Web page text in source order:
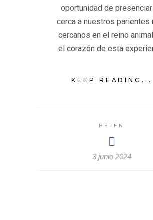
oportunidad de
cerca a nuestros parientes
cercanos en el reino
el corazón de esta
KEEP READING...
BELEN
3 junio 2024